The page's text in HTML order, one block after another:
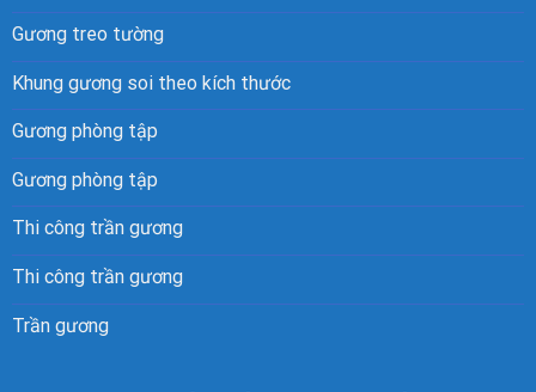
Gương treo tường
Khung gương soitheo kích thước
Gương phòng tập
Gương phòng tập
Thi công trần gương
Thi công trần gương
Trần gương